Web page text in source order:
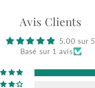
Avis Clients
5.00 sur 5
Basé sur 1 avis